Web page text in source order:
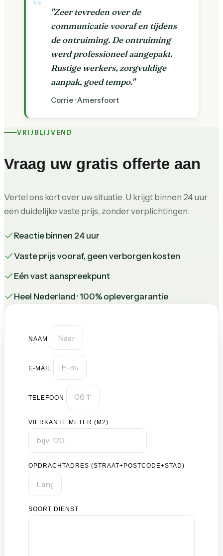
"Zeer tevreden over de
communicatie vooraf en tijdens
de ontruiming. De ontruiming
werd professioneel aangepakt.
Rustige werkers, zorgvuldige
aanpak, goed tempo."
Corrie · Amersfoort
VRIJBLIJVEND
Vraag uw gratis offerte aan
Vertel ons kort over uw situatie. U krijgt binnen 24 uur
een duidelijke vaste prijs, zonder verplichtingen.
Reactie binnen 24 uur
Vaste prijs vooraf, geen verborgen kosten
Eén vast aanspreekpunt
Heel Nederland · 100% oplevergarantie
NAAM
E-MAIL
TELEFOON
VIERKANTE METER (M2)
OPDRACHTADRES (STRAAT+POSTCODE+STAD)
SOORT DIENST